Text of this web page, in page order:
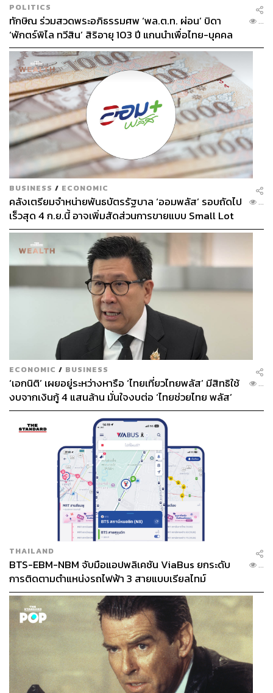
POLITICS
ทักษิณ ร่วมสวดพระอภิธรรมศพ ‘พล.ต.ท. ผ่อน’ บิดา
‘พักตร์พิไล ทวีสิน’ สิริอายุ 103 ปี แกนนำเพื่อไทย-บุคคล
หลากวงการร่วมอาลัย
...
BUSINESS / ECONOMIC
คลังเตรียมจำหน่ายพันธบัตรรัฐบาล ‘ออมพลัส’ รอบถัดไป
เร็วสุด 4 ก.ย.นี้ อาจเพิ่มสัดส่วนการขายแบบ Small Lot
First มากขึ้น
...
ECONOMIC / BUSINESS
‘เอกนิติ’ เผยอยู่ระหว่างหารือ ‘ไทยเที่ยวไทยพลัส’ มีสิทธิใช้
งบจากเงินกู้ 4 แสนล้าน มั่นใจงบต่อ ‘ไทยช่วยไทย พลัส’
เฟส 2 มีเพียงพอ
...
THAILAND
BTS-EBM-NBM จับมือแอปพลิเคชัน ViaBus ยกระดับ
การติดตามตำแหน่งรถไฟฟ้า 3 สายแบบเรียลไทม์
...